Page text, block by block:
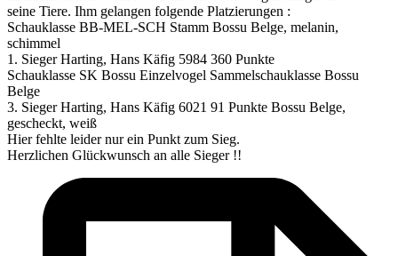
seine Tiere. Ihm gelangen folgende Platzierungen :
Schauklasse BB-MEL-SCH Stamm Bossu Belge, melanin,
schimmel
1. Sieger Harting, Hans Käfig 5984 360 Punkte
Schauklasse SK Bossu Einzelvogel Sammelschauklasse Bossu
Belge
3. Sieger Harting, Hans Käfig 6021 91 Punkte Bossu Belge,
gescheckt, weiß
Hier fehlte leider nur ein Punkt zum Sieg.
Herzlichen Glückwunsch an alle Sieger !!